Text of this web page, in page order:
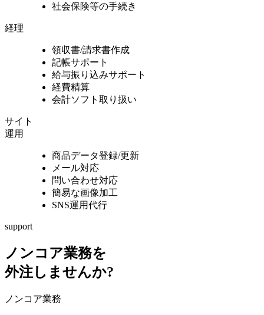
社会保険等の手続き
経理
領収書/請求書作成
記帳サポート
給与振り込みサポート
経費精算
会計ソフト取り扱い
サイト
運用
商品データ登録/更新
メール対応
問い合わせ対応
簡易な画像加工
SNS運用代行
support
ノンコア業務を
外注しませんか?
ノンコア業務